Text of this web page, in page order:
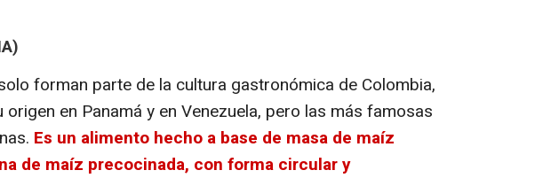
forman parte de la cultura gastronómica de Colombia,
origen en Panamá y en Venezuela, pero las más famosas
Es un alimento hecho a base de masa de maíz
de maíz precocinada, con forma circular y